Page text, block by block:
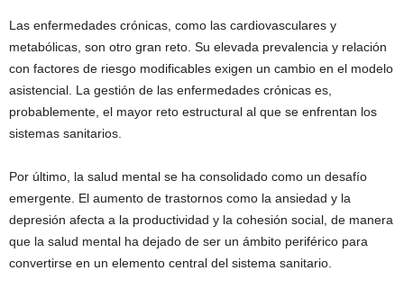
Las enfermedades crónicas, como las cardiovasculares y
metabólicas, son otro gran reto. Su elevada prevalencia y relación
con factores de riesgo modificables exigen un cambio en el modelo
asistencial. La gestión de las enfermedades crónicas es,
probablemente, el mayor reto estructural al que se enfrentan los
sistemas sanitarios.
Por último, la salud mental se ha consolidado como un desafío
emergente. El aumento de trastornos como la ansiedad y la
depresión afecta a la productividad y la cohesión social, de manera
que la salud mental ha dejado de ser un ámbito periférico para
convertirse en un elemento central del sistema sanitario.